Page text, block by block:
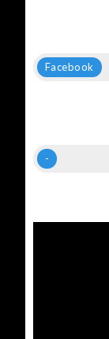
Facebook
-